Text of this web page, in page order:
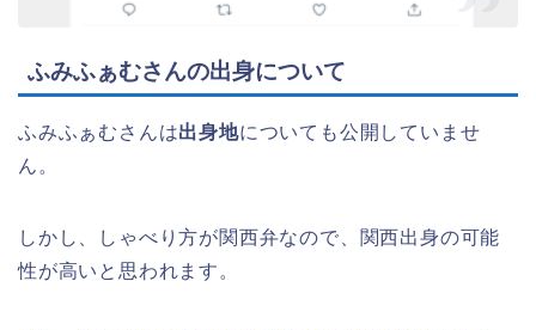
ふみふぁむさんの出身について
ふみふぁむさんは出身地についても公開していませ
ん。
しかし、しゃべり方が関西弁なので、関西出身の可能
性が高いと思われます。